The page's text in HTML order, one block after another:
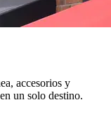
accesorios y
un solo destino.